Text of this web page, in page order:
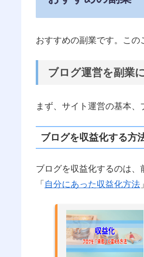
おすすめの副業です。この
ブログ運営を副業
まず、サイト運営の基本、
ブログを収益化する方
ブログを収益化するのは
「 自分にあった収益化方法